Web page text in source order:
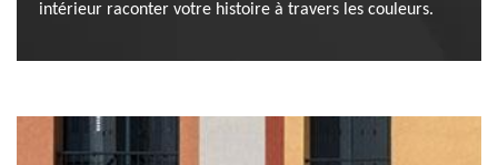
intérieur raconter votre histoire à travers les couleurs.